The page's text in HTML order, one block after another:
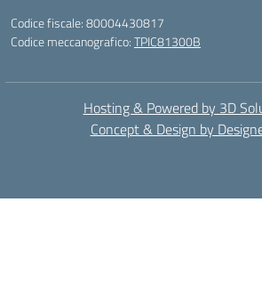
Codice fiscale: 80004430817
Codice meccanografico:TPIC81300B
Hosting & Powered by 3D
Concept & Design by